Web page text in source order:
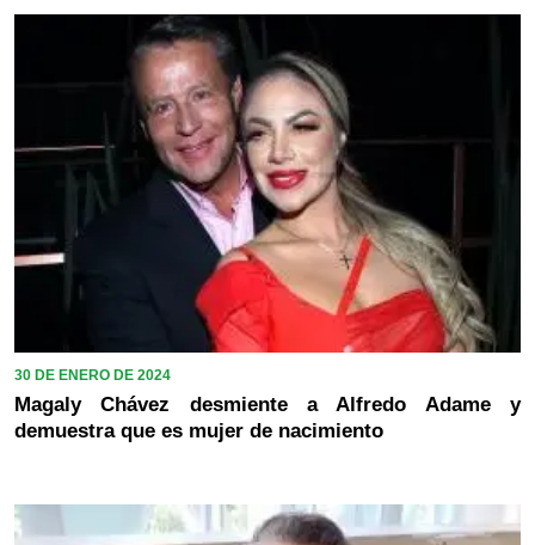
30 DE ENERO DE 2024
Magaly Chávez desmiente a Alfredo Adame y
demuestra que es mujer de nacimiento